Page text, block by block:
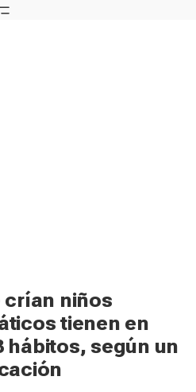
crían niños
tienen en
hábitos, según un